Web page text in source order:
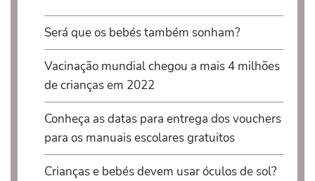
Será que os bebés também sonham?
Vacinação mundial chegou a mais 4 milhões
de crianças em 2022
Conheça as datas para entrega dos vouchers
para os manuais escolares gratuitos
Crianças e bebés devem usar óculos de sol?